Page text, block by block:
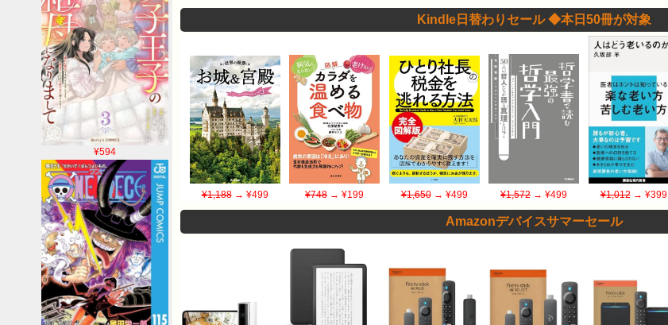
¥594
Kindle日替わりセール ◆本日50冊が対象
¥1,188→ ¥499 ¥748 → ¥199 ¥1,650→ ¥499 ¥1,572 → ¥499 ¥1,012→ ¥399
Amazonデバイスサマーセール